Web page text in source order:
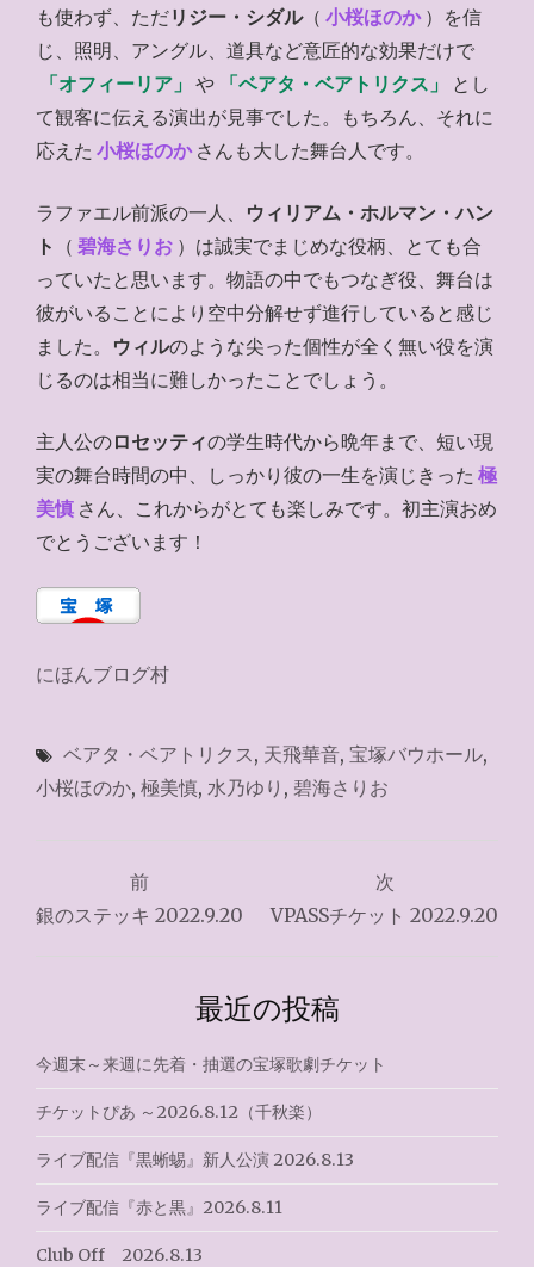
も使わず、ただリジー・シダル（ 小桜ほのか ）を信
じ、照明、アングル、道具など意匠的な効果だけで
「オフィーリア」 や 「ベアタ・ベアトリクス」
とし
て観客に伝える演出が見事でした。もちろん、それに
応えた 小桜ほのか さんも大した舞台人です。
ラファエル前派の一人、 ウィリアム・ホルマン・ハン
ト
（ 碧海さりお ）は誠実でまじめな役柄、とても合
っていたと思います。物語の中でもつなぎ役、舞台は
彼がいることにより空中分解せず進行していると感じ
ました。 ウィルのような尖った個性が全く無い役を演
じるのは相当に難しかったことでしょう。
主人公のロセッティの学生時代から晩年まで、短い現
実の舞台時間の中、しっかり彼の一生を演じきった 極
美慎 さん、これからがとても楽しみです。初主演おめ
でとうございます！
にほんブログ村
ベアタ・ベアトリクス , 天飛華音, 宝塚バウホール,
小桜ほのか, 極美慎, 水乃ゆり , 碧海さりお
稿
ゲ
ー
シ
ョ
ン
前
銀のステッキ 2022.9.20
次
VPASSチケット 2022.9.20
最近の投稿
今週末～来週に先着・抽選の宝塚歌劇チケット
チケットぴあ ～2026.8.12（千秋楽）
ライブ配信『黒蜥蜴』新人公演 2026.8.13
ライブ配信『赤と黒』2026.8.11
Club Off 2026.8.13